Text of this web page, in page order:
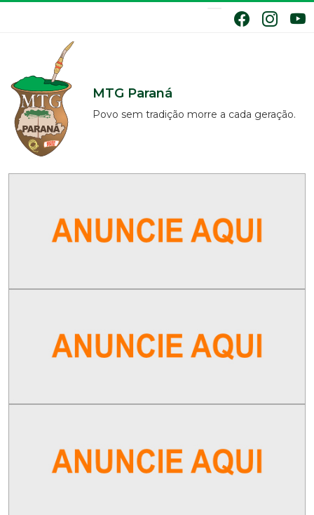
MTG Paraná
Povo sem tradição morre a cada geração.